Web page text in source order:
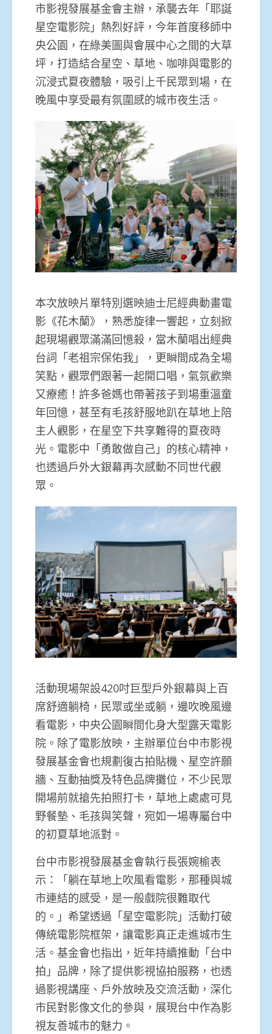
市影視發展基金會主辦，承襲去年「耶誕
星空電影院」熱烈好評，今年首度移師中
央公園，在綠美圖與會展中心之間的大草
坪，打造結合星空、草地、咖啡與電影的
沉浸式夏夜體驗，吸引上千民眾到場，在
晚風中享受最有氛圍感的城市夜生活。
本次放映片單特別選映迪士尼經典動畫電
影《花木蘭》，熟悉旋律一響起，立刻掀
起現場觀眾滿滿回憶殺，當木蘭唱出經典
台詞「老祖宗保佑我」，更瞬間成為全場
笑點，觀眾們跟著一起開口唱，氣氛歡樂
又療癒！許多爸媽也帶著孩子到場重溫童
年回憶，甚至有毛孩舒服地趴在草地上陪
主人觀影，在星空下共享難得的夏夜時
光。電影中「勇敢做自己」的核心精神，
也透過戶外大銀幕再次感動不同世代觀
眾。
活動現場架設420吋巨型戶外銀幕與上百
席舒適躺椅，民眾或坐或躺，邊吹晚風邊
看電影，中央公園瞬間化身大型露天電影
院。除了電影放映，主辦單位台中市影視
發展基金會也規劃復古拍貼機、星空許願
牆、互動抽獎及特色品牌攤位，不少民眾
開場前就搶先拍照打卡，草地上處處可見
野餐墊、毛孩與笑聲，宛如一場專屬台中
的初夏草地派對。
台中市影視發展基金會執行長張婉榆表
示：「躺在草地上吹風看電影，那種與城
市連結的感受，是一般戲院很難取代
的。」希望透過「星空電影院」活動打破
傳統電影院框架，讓電影真正走進城市生
活。基金會也指出，近年持續推動「台中
拍」品牌，除了提供影視協拍服務，也透
過影視講座、戶外放映及交流活動，深化
市民對影像文化的參與，展現台中作為影
視友善城市的魅力。